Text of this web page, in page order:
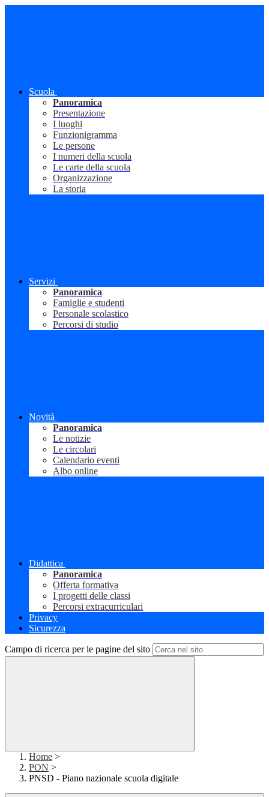
Scuola
Panoramica
Presentazione
I luoghi
Funzionigramma
Le persone
I numeri della scuola
Le carte della scuola
Organizzazione
La storia
Servizi
Panoramica
Famiglie e studenti
Personale scolastico
Percorsi di studio
Novità
Panoramica
Le notizie
Le circolari
Calendario eventi
Albo online
Didattica
Panoramica
Offerta formativa
I progetti delle classi
Percorsi extracurriculari
Privacy
Sicurezza
Campo di ricerca per le pagine del sito
Home >
PON >
PNSD - Piano nazionale scuola digitale